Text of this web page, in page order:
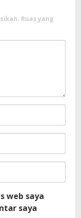
Ruas yang
web saya
saya